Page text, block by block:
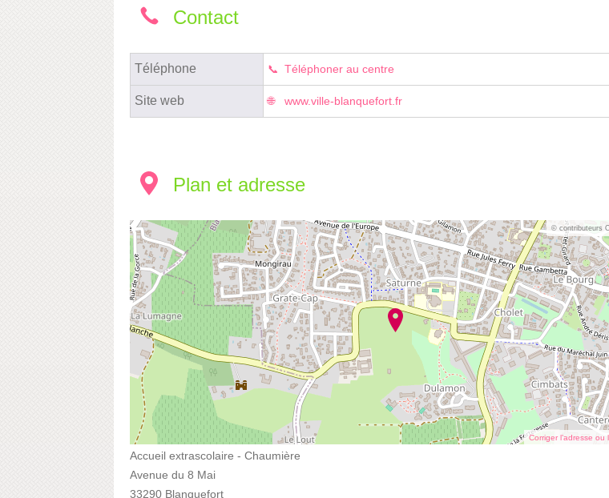
Contact
Téléphone Téléphoner au centre
Site web www.ville-blanquefort.fr
Plan et adresse
© contributeurs
Corriger l’adresse ou
Accueil extrascolaire - Chaumière
Avenue du 8 Mai
33290 Blanquefort